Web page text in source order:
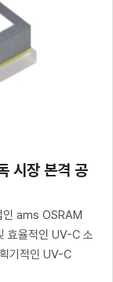
시장 본격 공
인 ams OSRAM
효율적인 UV-C 소
기적인 UV-C